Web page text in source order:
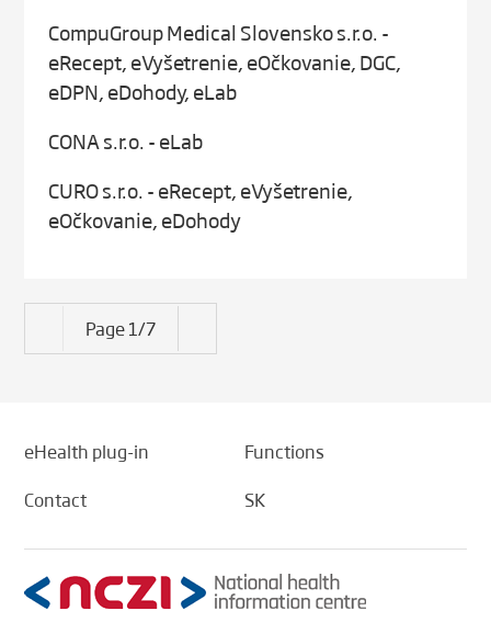
CompuGroup Medical Slovensko s.r.o. -
eRecept, eVyšetrenie, eOčkovanie, DGC,
eDPN, eDohody, eLab
CONA s.r.o. - eLab
CURO s.r.o. - eRecept, eVyšetrenie,
eOčkovanie, eDohody
Page 1/7
eHealth plug-in
Functions
Contact
SK